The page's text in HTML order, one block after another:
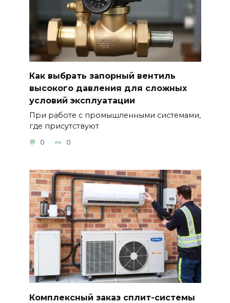
Как выбрать запорный вентиль
высокого давления для сложных
условий эксплуатации
При работе с промышленными системами,
где присутствуют
0 0
Комплексный заказ сплит-системы